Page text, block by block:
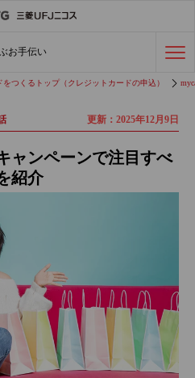
お手伝い
術
をつくるトップ（クレジットカードの申込）
更新：2025年12月9日
ャンペーンで注目すべ
紹介